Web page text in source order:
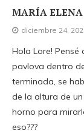
MARÍA ELENA
diciembre 24,
Hola Lore!
pavlova dentro
terminada, se
de la altura de
horno para
eso???